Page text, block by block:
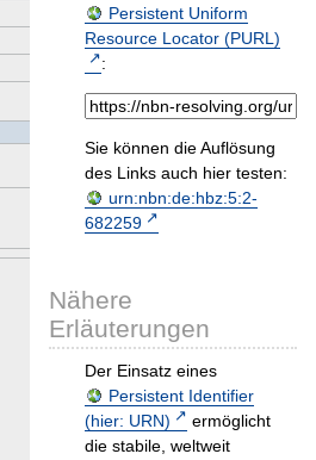
Persistent Uniform
Resource Locator (PURL)
:
Sie können die Auflösung
des Links auch hier testen:
urn:nbn:de:hbz:5:2-
682259
Nähere
Erläuterungen
Der Einsatz eines
Persistent Identifier
(hier: URN)
ermöglicht
die stabile, weltweit